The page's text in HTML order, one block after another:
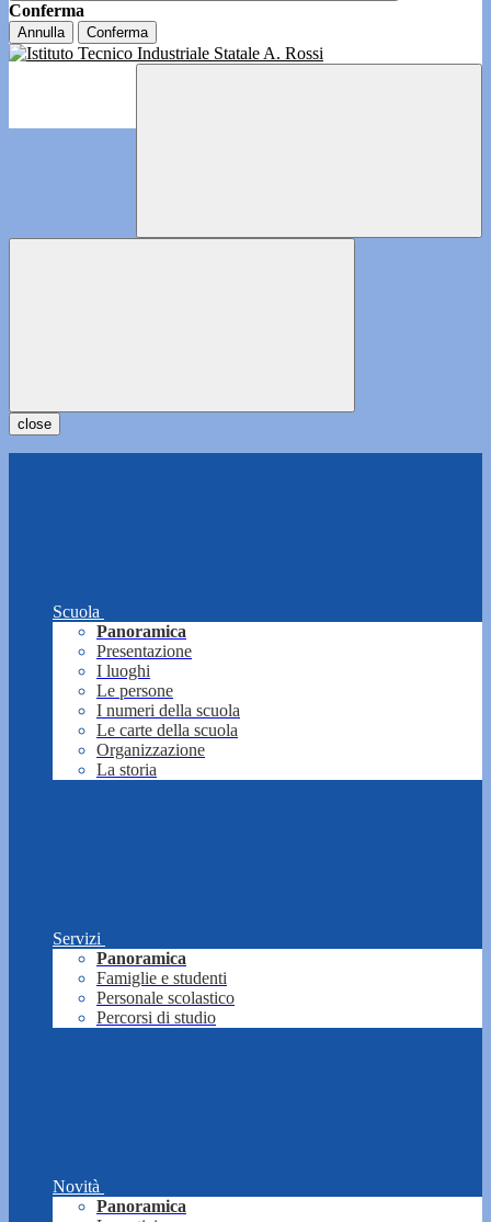
Conferma
Annulla Conferma
close
Scuola
Panoramica
Presentazione
I luoghi
Le persone
I numeri della scuola
Le carte della scuola
Organizzazione
La storia
Servizi
Panoramica
Famiglie e studenti
Personale scolastico
Percorsi di studio
Novità
Panoramica